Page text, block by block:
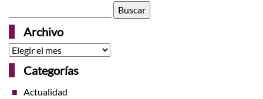
Archivo
Archivo
Categorías
Actualidad